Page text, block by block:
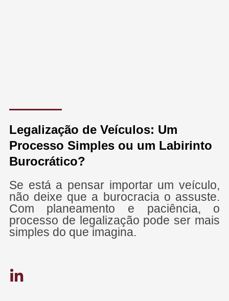
Legalização de Veículos: Um
Processo Simples ou um Labirinto
Burocrático?
Se está a pensar importar um veículo,
não deixe que a burocracia o assuste.
Com planeamento e paciência, o
processo de legalização pode ser mais
simples do que imagina.